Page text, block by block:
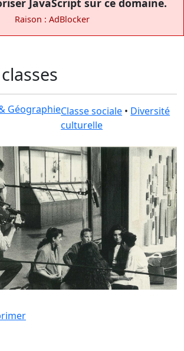
Raison : AdBlocker
GéographieClasse sociale • Diversité
culturelle